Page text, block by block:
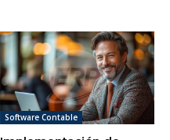
Software Contable